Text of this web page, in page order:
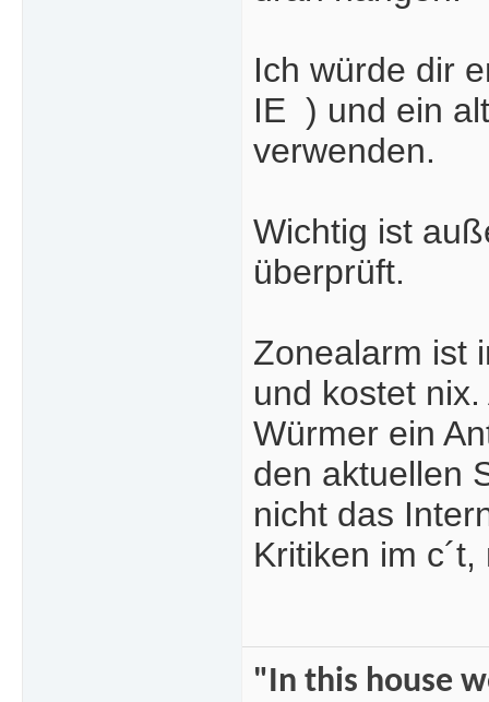
Ich würde dir
IE ) und ein
verwenden.
Wichtig ist
überprüft.
Zonealarm ist
und kostet
Würmer ein
den aktuellen
nicht das
Kritiken im
"In this house